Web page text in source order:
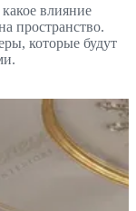
влияние
пространство.
которые будут